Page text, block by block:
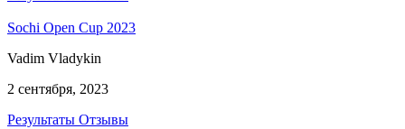
Sochi Open Cup 2023
Vadim Vladykin
2 сентября, 2023
Результаты Отзывы